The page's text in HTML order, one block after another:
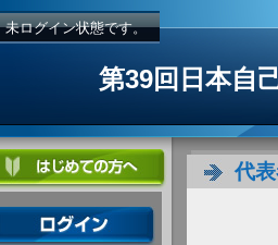
未ログイン状態です。
第39回日本自
代